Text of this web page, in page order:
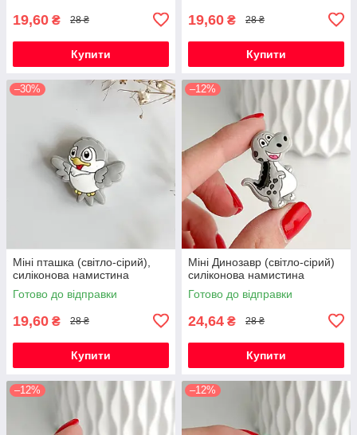
19,60 ₴ 28 ₴
Купити
19,60 ₴ 28 ₴
Купити
–30%
Міні пташка (світло-сірий),
силіконова намистина
Готово до відправки
19,60 ₴ 28 ₴
Купити
–12%
Міні Динозавр (світло-сірий)
силіконова намистина
Готово до відправки
24,64 ₴ 28 ₴
Купити
–12% –12%